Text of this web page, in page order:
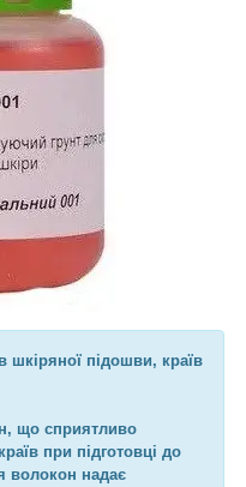
шкіряної підошви, країв
що сприятливо
при підготовці до
волокон надає